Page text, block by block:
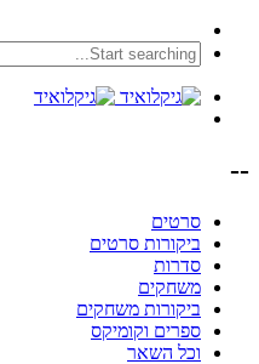
--
סרטים
ביקורות סרטים
סדרות
משחקים
ביקורות משחקים
ספרים וקומיקס
וכל השאר